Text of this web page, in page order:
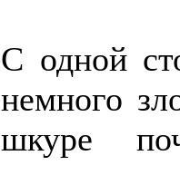
С одной
немного
шкуре